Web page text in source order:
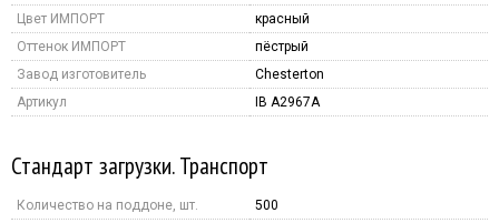
Цвет ИМПОРТ
красный
Оттенок ИМПОРТ
пёстрый
Завод изготовитель
Chesterton
Артикул
IB A2967A
Стандарт загрузки. Транспорт
Количество на поддоне, шт.
500